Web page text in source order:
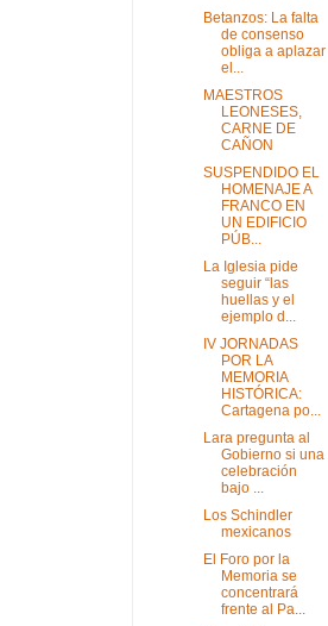
Betanzos: La falta
de consenso
obliga a aplazar
el...
MAESTROS
LEONESES,
CARNE DE
CAÑON
SUSPENDIDO EL
HOMENAJE A
FRANCO EN
UN EDIFICIO
PÚB...
La Iglesia pide
seguir “las
huellas y el
ejemplo d...
IV JORNADAS
POR LA
MEMORIA
HISTÓRICA:
Cartagena po...
Lara pregunta al
Gobierno si una
celebración
bajo ...
Los Schindler
mexicanos
El Foro por la
Memoria se
concentrará
frente al Pa...